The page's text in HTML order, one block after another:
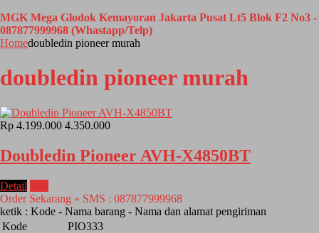
MGK Mega Glodok Kemayoran Jakarta Pusat Lt5 Blok F2 No3 -
087877999968 (Whastapp/Telp)
Homedoubledin pioneer murah
doubledin pioneer murah
Rp 4.199.000 4.350.000
Doubledin Pioneer AVH-X4850BT
Detail
Order Sekarang » SMS : 087877999968
ketik : Kode - Nama barang - Nama dan alamat pengiriman
Kode
PIO333